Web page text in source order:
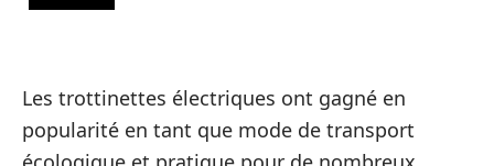
Les trottinettes électriques ont gagné en
popularité en tant que mode de transport